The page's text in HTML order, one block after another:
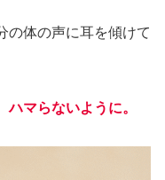
の体の声に耳を傾けて
マらないように。